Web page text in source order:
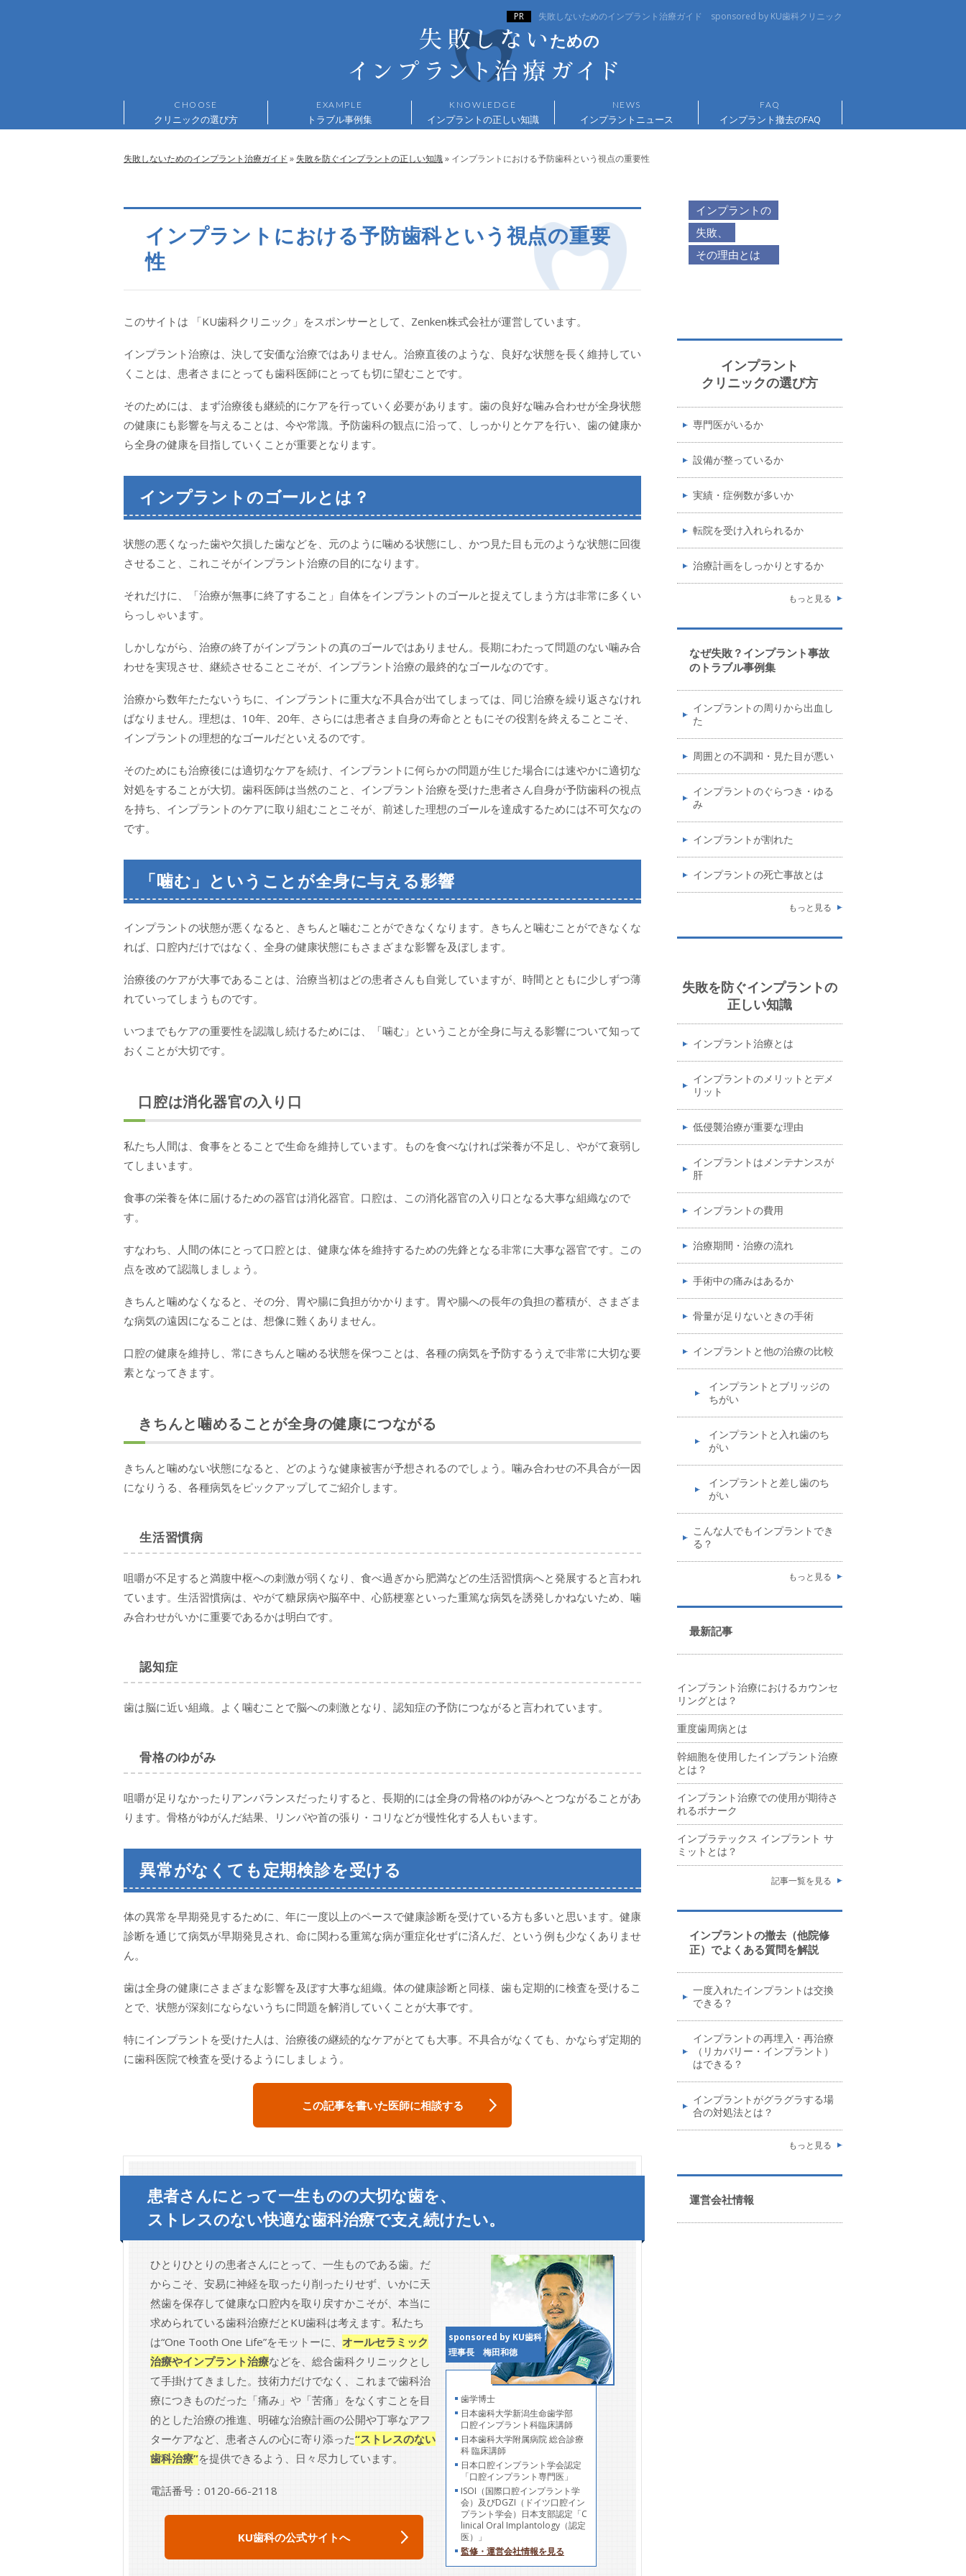
失敗しないためのインプラント治療ガイド sponsored by KU歯科クリニック
クリニックの選び方 トラブル事例集 インプラントの正しい知識 インプラントニュース インプラント撤去のFAQ
失敗しないためのインプラント治療ガイド » 失敗を防ぐインプラントの正しい知識» インプラントにおける予防歯科という視点の重要性
インプラントにおける予防歯科という視点の重要
性
このサイトは 「KU歯科クリニック」をスポンサーとして、Zenken株式会社が運営しています。
インプラント治療は、決して安価な治療ではありません。治療直後のような、良好な状態を長く維持してい
くことは、患者さまにとっても歯科医師にとっても切に望むことです。
そのためには、まず治療後も継続的にケアを行っていく必要があります。歯の良好な噛み合わせが全身状態
の健康にも影響を与えることは、今や常識。予防歯科の観点に沿って、しっかりとケアを行い、歯の健康か
ら全身の健康を目指していくことが重要となります。
インプラントのゴールとは？
状態の悪くなった歯や欠損した歯などを、元のように噛める状態にし、かつ見た目も元のような状態に回復
させること、これこそがインプラント治療の目的になります。
それだけに、「治療が無事に終了すること」自体をインプラントのゴールと捉えてしまう方は非常に多くい
らっしゃいます。
しかしながら、治療の終了がインプラントの真のゴールではありません。長期にわたって問題のない噛み合
わせを実現させ、継続させることこそが、インプラント治療の最終的なゴールなのです。
治療から数年たたないうちに、インプラントに重大な不具合が出てしまっては、同じ治療を繰り返さなけれ
ばなりません。理想は、10年、20年、さらには患者さま自身の寿命とともにその役割を終えることこそ、
インプラントの理想的なゴールだといえるのです。
そのためにも治療後には適切なケアを続け、インプラントに何らかの問題が生じた場合には速やかに適切な
対処をすることが大切。歯科医師は当然のこと、インプラント治療を受けた患者さん自身が予防歯科の視点
を持ち、インプラントのケアに取り組むことこそが、前述した理想のゴールを達成するためには不可欠なの
です。
「噛む」ということが全身に与える影響
インプラントの状態が悪くなると、きちんと噛むことができなくなります。きちんと噛むことができなくな
れば、口腔内だけではなく、全身の健康状態にもさまざまな影響を及ぼします。
治療後のケアが大事であることは、治療当初はどの患者さんも自覚していますが、時間とともに少しずつ薄
れていってしまうものです。
いつまでもケアの重要性を認識し続けるためには、「噛む」ということが全身に与える影響について知って
おくことが大切です。
口腔は消化器官の入り口
私たち人間は、食事をとることで生命を維持しています。ものを食べなければ栄養が不足し、やがて衰弱し
てしまいます。
食事の栄養を体に届けるための器官は消化器官。口腔は、この消化器官の入り口となる大事な組織なので
す。
すなわち、人間の体にとって口腔とは、健康な体を維持するための先鋒となる非常に大事な器官です。この
点を改めて認識しましょう。
きちんと噛めなくなると、その分、胃や腸に負担がかかります。胃や腸への長年の負担の蓄積が、さまざま
な病気の遠因になることは、想像に難くありません。
口腔の健康を維持し、常にきちんと噛める状態を保つことは、各種の病気を予防するうえで非常に大切な要
素となってきます。
きちんと噛めることが全身の健康につながる
きちんと噛めない状態になると、どのような健康被害が予想されるのでしょう。噛み合わせの不具合が一因
になりうる、各種病気をピックアップしてご紹介します。
生活習慣病
咀嚼が不足すると満腹中枢への刺激が弱くなり、食べ過ぎから肥満などの生活習慣病へと発展すると言われ
ています。生活習慣病は、やがて糖尿病や脳卒中、心筋梗塞といった重篤な病気を誘発しかねないため、噛
み合わせがいかに重要であるかは明白です。
認知症
歯は脳に近い組織。よく噛むことで脳への刺激となり、認知症の予防につながると言われています。
骨格のゆがみ
咀嚼が足りなかったりアンバランスだったりすると、長期的には全身の骨格のゆがみへとつながることがあ
ります。骨格がゆがんだ結果、リンパや首の張り・コリなどが慢性化する人もいます。
異常がなくても定期検診を受ける
体の異常を早期発見するために、年に一度以上のペースで健康診断を受けている方も多いと思います。健康
診断を通じて病気が早期発見され、命に関わる重篤な病が重症化せずに済んだ、という例も少なくありませ
ん。
歯は全身の健康にさまざまな影響を及ぼす大事な組織。体の健康診断と同様、歯も定期的に検査を受けるこ
とで、状態が深刻にならないうちに問題を解消していくことが大事です。
特にインプラントを受けた人は、治療後の継続的なケアがとても大事。不具合がなくても、かならず定期的
に歯科医院で検査を受けるようにしましょう。
この記事を書いた医師に相談する
患者さんにとって一生ものの大切な歯を、
ストレスのない快適な歯科治療で支え続けたい。
sponsored by KU歯科
理事長 梅田和徳
歯学博士
日本歯科大学新潟生命歯学部
口腔インプラント科臨床講師
日本歯科大学附属病院 総合診療
科 臨床講師
日本口腔インプラント学会認定
「口腔インプラント専門医」
ISOI（国際口腔インプラント学
会）及びDGZI（ドイツ口腔イン
プラント学会）日本支部認定「C
linical Oral Implantology（認定
医）」
監修・運営会社情報を見る
ひとりひとりの患者さんにとって、一生ものである歯。だ
からこそ、安易に神経を取ったり削ったりせず、いかに天
然歯を保存して健康な口腔内を取り戻すかこそが、本当に
求められている歯科治療だとKU歯科は考えます。私たち
は“One Tooth One Life”をモットーに、 オールセラミック
治療やインプラント治療などを、総合歯科クリニックとし
て手掛けてきました。技術力だけでなく、これまで歯科治
療につきものだった「痛み」や「苦痛」をなくすことを目
的とした治療の推進、明確な治療計画の公開や丁寧なアフ
ターケアなど、患者さんの心に寄り添った“ストレスのない
歯科治療”を提供できるよう、日々尽力しています。
電話番号：0120-66-2118
KU歯科の公式サイトへ
インプラントの
失敗、
その理由とは
インプラント
クリニックの選び方
専門医がいるか
設備が整っているか
実績・症例数が多いか
転院を受け入れられるか
治療計画をしっかりとするか
もっと見る
なぜ失敗？インプラント事故
のトラブル事例集
インプラントの周りから出血し
た
周囲との不調和・見た目が悪い
インプラントのぐらつき・ゆる
み
インプラントが割れた
インプラントの死亡事故とは
もっと見る
失敗を防ぐインプラントの
正しい知識
インプラント治療とは
インプラントのメリットとデメ
リット
低侵襲治療が重要な理由
インプラントはメンテナンスが
肝
インプラントの費用
治療期間・治療の流れ
手術中の痛みはあるか
骨量が足りないときの手術
インプラントと他の治療の比較
インプラントとブリッジの
ちがい
インプラントと入れ歯のち
がい
インプラントと差し歯のち
がい
こんな人でもインプラントでき
る？
もっと見る
最新記事
インプラント治療におけるカウンセ
リングとは？
重度歯周病とは
幹細胞を使用したインプラント治療
とは？
インプラント治療での使用が期待さ
れるボナーク
インプラテックス インプラント サ
ミットとは？
記事一覧を見る
インプラントの撤去（他院修
正）でよくある質問を解説
一度入れたインプラントは交換
できる？
インプラントの再埋入・再治療
（リカバリー・インプラント）
はできる？
インプラントがグラグラする場
合の対処法とは？
もっと見る
運営会社情報